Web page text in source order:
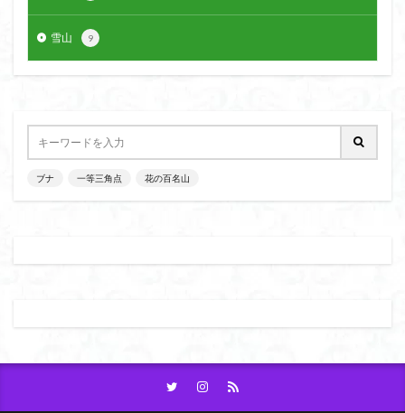
雪山 9
ブナ 一等三角点 花の百名山